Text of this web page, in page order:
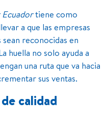
tiene como
a que las empresas
reconocidas en
huella no solo ayuda a
una ruta que va hacia
sus ventas.
calidad